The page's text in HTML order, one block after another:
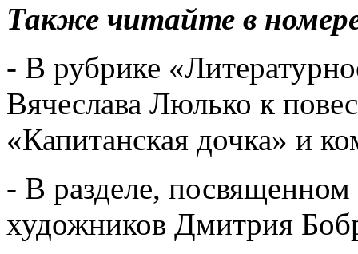
Также читайте в
- В рубрике
Вячеслава Люлько к
«Капитанская дочка» и
- В разделе, посвященном
художников Дмитрия